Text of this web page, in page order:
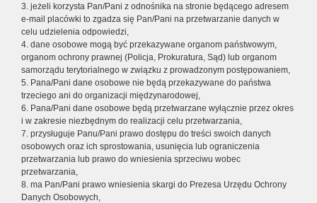
3. jeżeli korzysta Pan/Pani z odnośnika na stronie będącego adresem
e-mail placówki to zgadza się Pan/Pani na przetwarzanie danych w
celu udzielenia odpowiedzi,
4. dane osobowe mogą być przekazywane organom państwowym,
organom ochrony prawnej (Policja, Prokuratura, Sąd) lub organom
samorządu terytorialnego w związku z prowadzonym postępowaniem,
5. Pana/Pani dane osobowe nie będą przekazywane do państwa
trzeciego ani do organizacji międzynarodowej,
6. Pana/Pani dane osobowe będą przetwarzane wyłącznie przez okres
i w zakresie niezbędnym do realizacji celu przetwarzania,
7. przysługuje Panu/Pani prawo dostępu do treści swoich danych
osobowych oraz ich sprostowania, usunięcia lub ograniczenia
przetwarzania lub prawo do wniesienia sprzeciwu wobec
przetwarzania,
8. ma Pan/Pani prawo wniesienia skargi do Prezesa Urzędu Ochrony
Danych Osobowych,